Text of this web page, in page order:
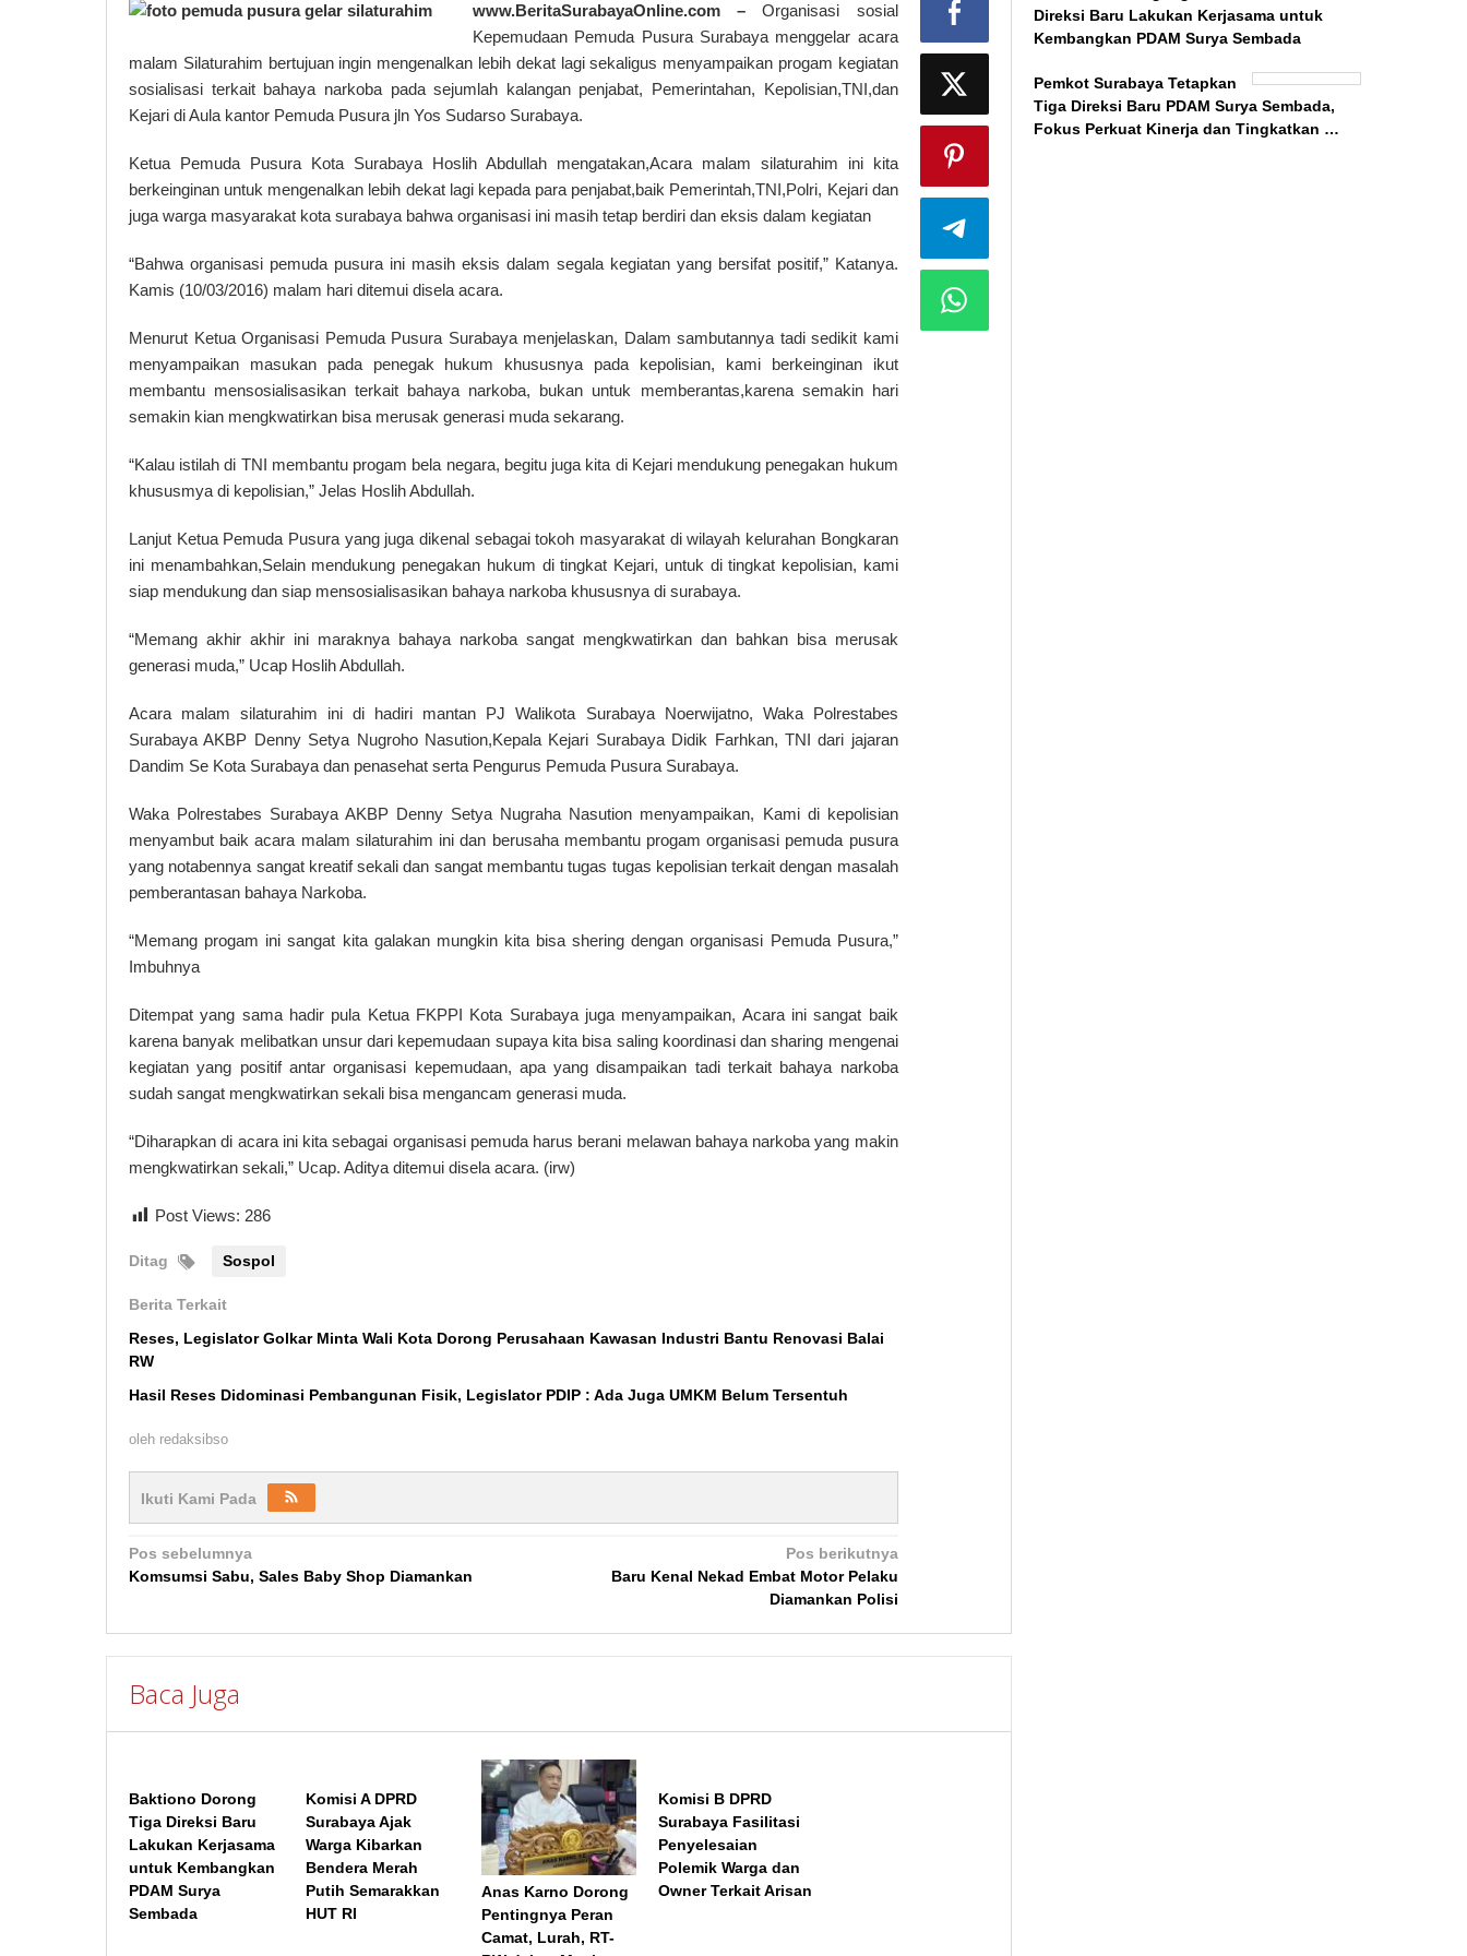
www.BeritaSurabayaOnline.com –Organisasi sosial
Kepemudaan Pemuda Pusura Surabaya menggelar acara
malam Silaturahim bertujuan ingin mengenalkan lebih dekat lagi sekaligus menyampaikan progam kegiatan
sosialisasi terkait bahaya narkoba pada sejumlah kalangan penjabat, Pemerintahan, Kepolisian,TNI,dan
Kejari di Aula kantor Pemuda Pusura jln Yos Sudarso Surabaya.
Ketua Pemuda Pusura Kota Surabaya Hoslih Abdullah mengatakan,Acara malam silaturahim ini kita
berkeinginan untuk mengenalkan lebih dekat lagi kepada para penjabat,baik Pemerintah,TNI,Polri, Kejari dan
juga warga masyarakat kota surabaya bahwa organisasi ini masih tetap berdiri dan eksis dalam kegiatan
“Bahwa organisasi pemuda pusura ini masih eksis dalam segala kegiatan yang bersifat positif,” Katanya.
Kamis (10/03/2016) malam hari ditemui disela acara.
Menurut Ketua Organisasi Pemuda Pusura Surabaya menjelaskan, Dalam sambutannya tadi sedikit kami
menyampaikan masukan pada penegak hukum khususnya pada kepolisian, kami berkeinginan ikut
membantu mensosialisasikan terkait bahaya narkoba, bukan untuk memberantas,karena semakin hari
semakin kian mengkwatirkan bisa merusak generasi muda sekarang.
“Kalau istilah di TNI membantu progam bela negara, begitu juga kita di Kejari mendukung penegakan hukum
khususmya di kepolisian,” Jelas Hoslih Abdullah.
Lanjut Ketua Pemuda Pusura yang juga dikenal sebagai tokoh masyarakat di wilayah kelurahan Bongkaran
ini menambahkan,Selain mendukung penegakan hukum di tingkat Kejari, untuk di tingkat kepolisian, kami
siap mendukung dan siap mensosialisasikan bahaya narkoba khususnya di surabaya.
“Memang akhir akhir ini maraknya bahaya narkoba sangat mengkwatirkan dan bahkan bisa merusak
generasi muda,” Ucap Hoslih Abdullah.
Acara malam silaturahim ini di hadiri mantan PJ Walikota Surabaya Noerwijatno, Waka Polrestabes
Surabaya AKBP Denny Setya Nugroho Nasution,Kepala Kejari Surabaya Didik Farhkan, TNI dari jajaran
Dandim Se Kota Surabaya dan penasehat serta Pengurus Pemuda Pusura Surabaya.
Waka Polrestabes Surabaya AKBP Denny Setya Nugraha Nasution menyampaikan, Kami di kepolisian
menyambut baik acara malam silaturahim ini dan berusaha membantu progam organisasi pemuda pusura
yang notabennya sangat kreatif sekali dan sangat membantu tugas tugas kepolisian terkait dengan masalah
pemberantasan bahaya Narkoba.
“Memang progam ini sangat kita galakan mungkin kita bisa shering dengan organisasi Pemuda Pusura,”
Imbuhnya
Ditempat yang sama hadir pula Ketua FKPPI Kota Surabaya juga menyampaikan, Acara ini sangat baik
karena banyak melibatkan unsur dari kepemudaan supaya kita bisa saling koordinasi dan sharing mengenai
kegiatan yang positif antar organisasi kepemudaan, apa yang disampaikan tadi terkait bahaya narkoba
sudah sangat mengkwatirkan sekali bisa mengancam generasi muda.
“Diharapkan di acara ini kita sebagai organisasi pemuda harus berani melawan bahaya narkoba yang makin
mengkwatirkan sekali,” Ucap. Aditya ditemui disela acara. (irw)
Post Views: 286
Ditag Sospol
Berita Terkait
Reses, Legislator Golkar Minta Wali Kota Dorong Perusahaan Kawasan Industri Bantu Renovasi Balai
RW
Hasil Reses Didominasi Pembangunan Fisik, Legislator PDIP : Ada Juga UMKM Belum Tersentuh
oleh redaksibso
Ikuti Kami Pada
Navigasi
pos
Pos sebelumnya
Komsumsi Sabu, Sales Baby Shop Diamankan
Pos berikutnya
Baru Kenal Nekad Embat Motor Pelaku
Diamankan Polisi
Baca Juga
Baktiono Dorong
Tiga Direksi Baru
Lakukan Kerjasama
untuk Kembangkan
PDAM Surya
Sembada
Komisi A DPRD
Surabaya Ajak
Warga Kibarkan
Bendera Merah
Putih Semarakkan
HUT RI
Anas Karno Dorong
Pentingnya Peran
Camat, Lurah, RT-
Komisi B DPRD
Surabaya Fasilitasi
Penyelesaian
Polemik Warga dan
Owner Terkait Arisan
Direksi Baru Lakukan Kerjasama untuk
Kembangkan PDAM Surya Sembada
Pemkot Surabaya Tetapkan
Tiga Direksi Baru PDAM Surya Sembada,
Fokus Perkuat Kinerja dan Tingkatkan …